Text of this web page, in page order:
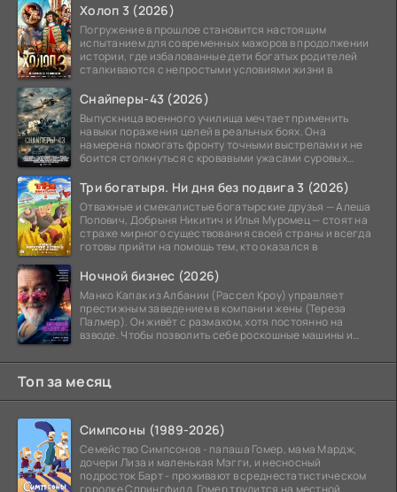
Холоп 3 (2026)
Погружение в прошлое становится настоящим
испытанием для современных мажоров в продолжении
истории, где избалованные дети богатых родителей
сталкиваются с непростыми условиями жизни в
Снайперы-43 (2026)
Выпускница военного училища мечтает применить
навыки поражения целей в реальных боях. Она
намерена помогать фронту точными выстрелами и не
боится столкнуться с кровавыми ужасами суровых
Три богатыря. Ни дня без подвига 3 (2026)
Отважные и смекалистые богатырские друзья — Алеша
Попович, Добрыня Никитич и Илья Муромец — стоят на
страже мирного существования своей страны и всегда
готовы прийти на помощь тем, кто оказался в
Ночной бизнес (2026)
Манко Капак из Албании (Рассел Кроу) управляет
престижным заведением в компании жены (Тереза
Палмер). Он живёт с размахом, хотя постоянно на
взводе. Чтобы позволить себе роскошные машины и
Топ за месяц
Симпсоны (1989-2026)
Семейство Симпсонов - папаша Гомер, мама Мардж,
дочери Лиза и маленькая Мэгги, и несносный
подросток Барт - проживают в среднестатистическом
городке Спрингфилд. Гомер трудится на местной